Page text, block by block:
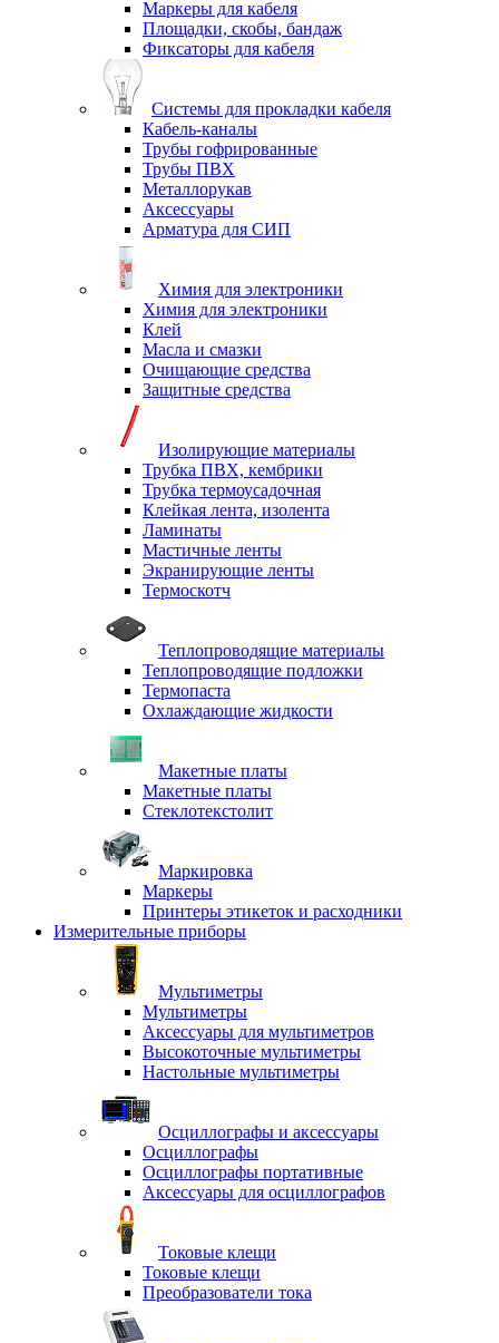
Маркеры для кабеля
Площадки, скобы, бандаж
Фиксаторы для кабеля
Системы для прокладки кабеля
Кабель-каналы
Трубы гофрированные
Трубы ПВХ
Металлорукав
Аксессуары
Арматура для СИП
Химия для электроники
Химия для электроники
Клей
Масла и смазки
Очищающие средства
Защитные средства
Изолирующие материалы
Трубка ПВХ, кембрики
Трубка термоусадочная
Клейкая лента, изолента
Ламинаты
Мастичные ленты
Экранирующие ленты
Термоскотч
Теплопроводящие материалы
Теплопроводящие подложки
Термопаста
Охлаждающие жидкости
Макетные платы
Макетные платы
Стеклотекстолит
Маркировка
Маркеры
Принтеры этикеток и расходники
Измерительные приборы
Мультиметры
Мультиметры
Аксессуары для мультиметров
Высокоточные мультиметры
Настольные мультиметры
Осциллографы и аксессуары
Осциллографы
Осциллографы портативные
Аксессуары для осциллографов
Токовые клещи
Токовые клещи
Преобразователи тока